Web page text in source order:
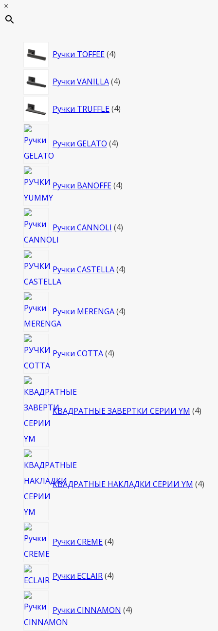
×
Ручки TOFFEE 44
Ручки VANILLA 44
Ручки TRUFFLE 44
Ручки GELATO 4товара
Ручки BANOFFE 4товара
Ручки CANNOLI 4товара
Ручки CASTELLA 4товара
Ручки MERENGA 4товара
Ручки COTTA 4товара
КВАДРАТНЫЕ ЗАВЕРТКИ СЕРИИ YM 4
КВАДРАТНЫЕ НАКЛАДКИ СЕРИИ YM 4
Ручки CREME 4товара
Ручки ECLAIR 44
Ручки CINNAMON 4товара